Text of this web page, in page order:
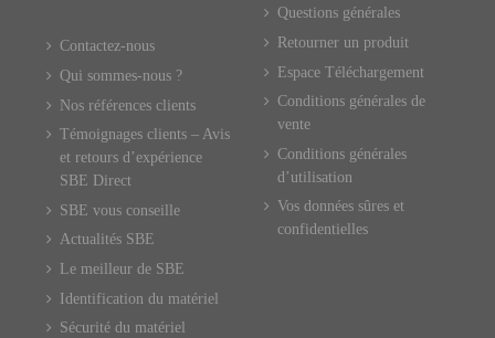
Contactez-nous
Qui sommes-nous ?
Nos références clients
Témoignages clients – Avis
et retours d’expérience
SBE Direct
SBE vous conseille
Actualités SBE
Le meilleur de SBE
Identification du matériel
Sécurité du matériel
Questions générales
Retourner un produit
Espace Téléchargement
Conditions générales de
vente
Conditions générales
d’utilisation
Vos données sûres et
confidentielles